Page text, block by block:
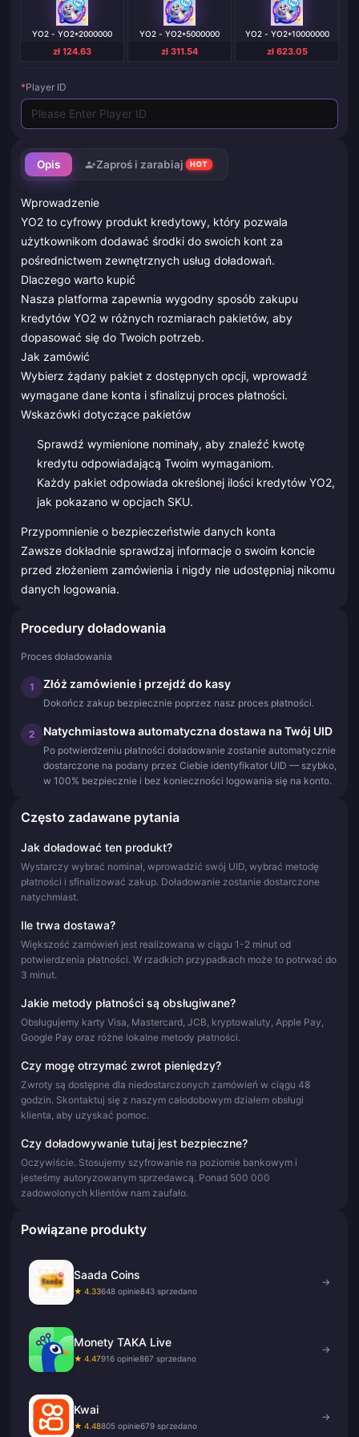
Opis Zaproś i zarabiaj HOT
Wprowadzenie
YO2 to cyfrowy produkt kredytowy, który pozwala
użytkownikom dodawać środki do swoich kont za
pośrednictwem zewnętrznych usług doładowań.
Dlaczego warto kupić
Nasza platforma zapewnia wygodny sposób zakupu
kredytów YO2 w różnych rozmiarach pakietów, aby
dopasować się do Twoich potrzeb.
Jak zamówić
Wybierz żądany pakiet z dostępnych opcji, wprowadź
wymagane dane konta i sfinalizuj proces płatności.
Wskazówki dotyczące pakietów
Sprawdź wymienione nominały, aby znaleźć kwotę
kredytu odpowiadającą Twoim wymaganiom.
Każdy pakiet odpowiada określonej ilości kredytów YO2,
jak pokazano w opcjach SKU.
Przypomnienie o bezpieczeństwie danych konta
Zawsze dokładnie sprawdzaj informacje o swoim koncie
przed złożeniem zamówienia i nigdy nie udostępniaj nikomu
danych logowania.
Procedury doładowania
Proces doładowania
1 Złóż zamówienie i przejdź do kasy
Dokończ zakup bezpiecznie poprzez nasz proces płatności.
2 Natychmiastowa automatyczna dostawa na Twój UID
Po potwierdzeniu płatności doładowanie zostanie automatycznie
dostarczone na podany przez Ciebie identyfikator UID — szybko,
w 100% bezpiecznie i bez konieczności logowania się na konto.
Często zadawane pytania
Jak doładować ten produkt?
Wystarczy wybrać nominał, wprowadzić swój UID, wybrać metodę
płatności i sfinalizować zakup. Doładowanie zostanie dostarczone
natychmiast.
Ile trwa dostawa?
Większość zamówień jest realizowana w ciągu 1-2 minut od
potwierdzenia płatności. W rzadkich przypadkach może to potrwać do
3 minut.
Jakie metody płatności są obsługiwane?
Obsługujemy karty Visa, Mastercard, JCB, kryptowaluty, Apple Pay,
Google Pay oraz różne lokalne metody płatności.
Czy mogę otrzymać zwrot pieniędzy?
Zwroty są dostępne dla niedostarczonych zamówień w ciągu 48
godzin. Skontaktuj się z naszym całodobowym działem obsługi
klienta, aby uzyskać pomoc.
Czy doładowywanie tutaj jest bezpieczne?
Oczywiście. Stosujemy szyfrowanie na poziomie bankowym i
jesteśmy autoryzowanym sprzedawcą. Ponad 500 000
zadowolonych klientów nam zaufało.
YO2 - YO2*2000000
zł 124.63
YO2 - YO2*5000000
zł 311.54
YO2 - YO2*10000000
zł 623.05
*Player ID
Powiązane produkty
Saada Coins
★ 4.33648 opinie843 sprzedano
→
Monety TAKA Live
★ 4.47916 opinie867 sprzedano
→
Kwai
★ 4.48805 opinie679 sprzedano
→